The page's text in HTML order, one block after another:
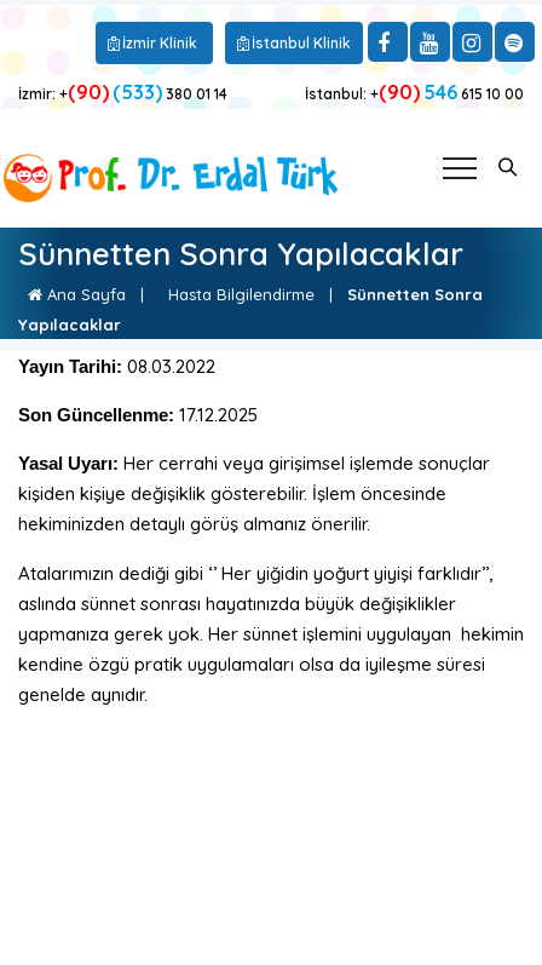
İzmir Klinik İstanbul Klinik
İzmir: +(90) (533) 380 01 14 İstanbul: +(90)546 615 10 00
Sünnetten Sonra Yapılacaklar
Ana Sayfa | Hasta Bilgilendirme |
Sünnetten Sonra
Yapılacaklar
Yayın Tarihi: 08.03.2022
Son Güncellenme: 17.12.2025
Yasal Uyarı: Her cerrahi veya girişimsel işlemde sonuçlar
kişiden kişiye değişiklik gösterebilir. İşlem öncesinde
hekiminizden detaylı görüş almanız önerilir.
Atalarımızın dediği gibi ‘’ Her yiğidin yoğurt yiyişi farklıdır’’,
aslında sünnet sonrası hayatınızda büyük değişiklikler
yapmanıza gerek yok. Her sünnet işlemini uygulayan hekimin
kendine özgü pratik uygulamaları olsa da iyileşme süresi
genelde aynıdır.